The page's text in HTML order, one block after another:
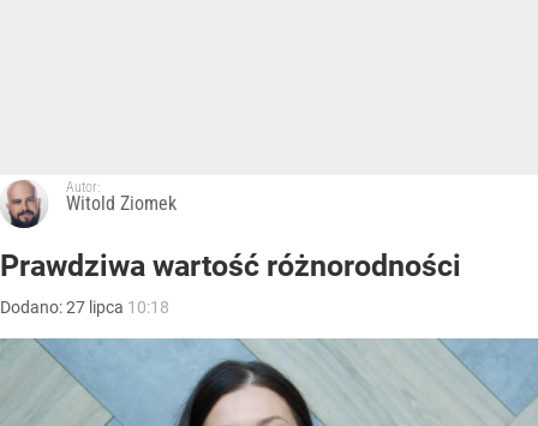
Autor:
Witold Ziomek
Prawdziwa wartość różnorodności
Dodano:27 lipca 10:18